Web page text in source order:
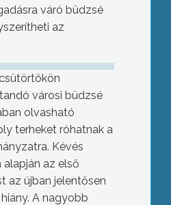
váró büdzsé
az
városi büdzsé
olvasható
terheket róhatnak a
Kévés
alapján az első
az újban jelentősen
A nagyobb